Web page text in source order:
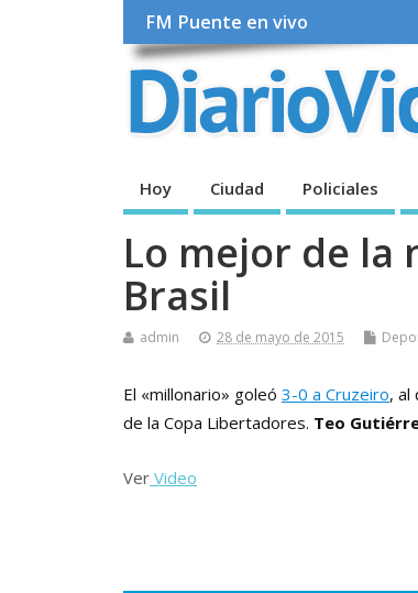
FM Puente en vivo
Hoy Ciudad Policiales
Lo mejor de la
Brasil
admin 28 de mayo de 2015
El «millonario» goleó 3-0 a Cruzeiro, al
de la Copa Libertadores. Teo
Ver Video